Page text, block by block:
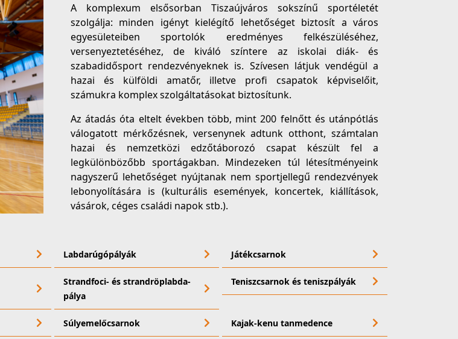
A komplexum elsősorban Tiszaújváros sokszínű sportéletét
szolgálja: minden igényt kielégítő lehetőséget biztosít a város
egyesületeiben sportolók eredményes felkészüléséhez,
versenyeztetéséhez, de kiváló színtere az iskolai diák- és
szabadidősport rendezvényeknek is. Szívesen látjuk vendégül a
hazai és külföldi amatőr, illetve profi csapatok képviselőit,
számukra komplex szolgáltatásokat biztosítunk.
Az átadás óta eltelt években több, mint 200 felnőtt és utánpótlás
válogatott mérkőzésnek, versenynek adtunk otthont, számtalan
hazai és nemzetközi edzőtáborozó csapat készült fel a
legkülönbözőbb sportágakban. Mindezeken túl létesítményeink
nagyszerű lehetőséget nyújtanak nem sportjellegű rendezvények
lebonyolítására is (kulturális események, koncertek, kiállítások,
vásárok, céges családi napok stb.).
Labdarúgópályák Játékcsarnok
Strandfoci- és strandröplabda-
pálya
Teniszcsarnok és teniszpályák
Súlyemelőcsarnok Kajak-kenu tanmedence